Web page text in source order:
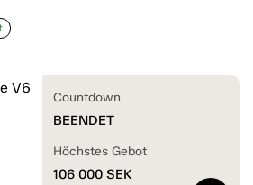
Countdown
BEENDET
Höchstes Gebot
106 000 SEK